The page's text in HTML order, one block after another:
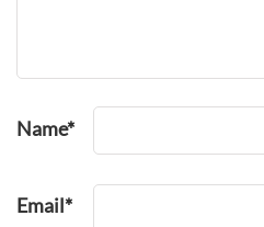
Name*
Email*